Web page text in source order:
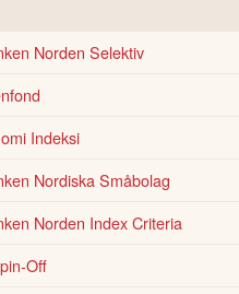
Norden Selektiv
Indeksi
Nordiska Småbolag
Norden Index Criteria
Off